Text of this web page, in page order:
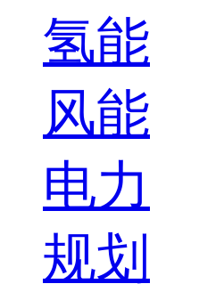
氢能
风能
电力
规划